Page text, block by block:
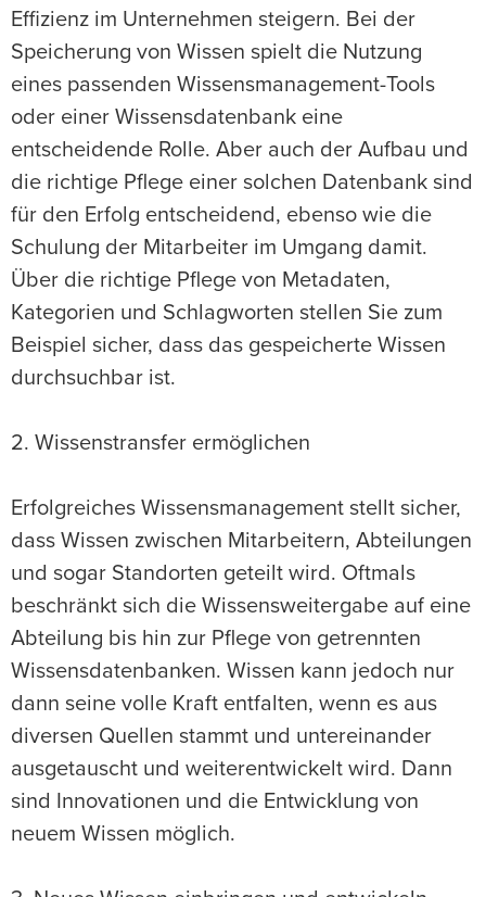
Effizienz im Unternehmen steigern. Bei der
Speicherung von Wissen spielt die Nutzung
eines passenden Wissensmanagement-Tools
oder einer Wissensdatenbank eine
entscheidende Rolle. Aber auch der Aufbau und
die richtige Pflege einer solchen Datenbank sind
für den Erfolg entscheidend, ebenso wie die
Schulung der Mitarbeiter im Umgang damit.
Über die richtige Pflege von Metadaten,
Kategorien und Schlagworten stellen Sie zum
Beispiel sicher, dass das gespeicherte Wissen
durchsuchbar ist.
2. Wissenstransfer ermöglichen
Erfolgreiches Wissensmanagement stellt sicher,
dass Wissen zwischen Mitarbeitern, Abteilungen
und sogar Standorten geteilt wird. Oftmals
beschränkt sich die Wissensweitergabe auf eine
Abteilung bis hin zur Pflege von getrennten
Wissensdatenbanken. Wissen kann jedoch nur
dann seine volle Kraft entfalten, wenn es aus
diversen Quellen stammt und untereinander
ausgetauscht und weiterentwickelt wird. Dann
sind Innovationen und die Entwicklung von
neuem Wissen möglich.